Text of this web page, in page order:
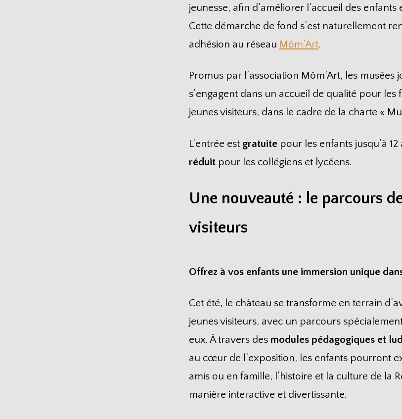
jeunesse, afin d’améliorer l’accueil des enfants
Cette démarche de fond s’est naturellement
adhésion au réseau Môm’Art.
Promus par l’association Môm’Art, les musées
s’engagent dans un accueil de qualité pour les
jeunes visiteurs, dans le cadre de la charte «
L’entrée est gratuite pour les enfants jusqu’à 12
réduit pour les collégiens et lycéens.
Une nouveauté : le parcours
visiteurs
Offrez à vos enfants une immersion unique
Cet été, le château se transforme en terrain
jeunes visiteurs, avec un parcours
eux. À travers des modules pédagogiques et
au cœur de l’exposition, les enfants pourront
amis ou en famille, l’histoire et la culture de la
manière interactive et divertissante.